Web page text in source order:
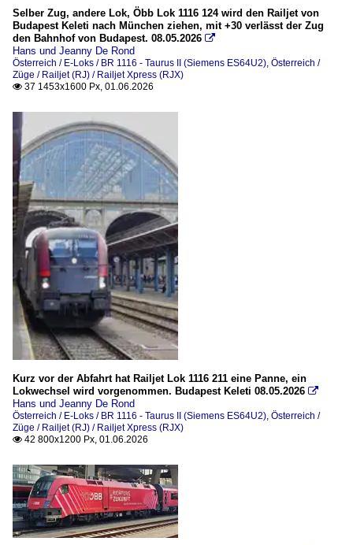
Museen, Ausstellungen und Messen
Lokwelt Freilassing (In Kooperation mit Deutsches
Personenzüge
Strecken
KBS 951 (Rosenheim–Salzburg)
KBS 954 (Freilassing - Bad Reichenhall)
Italien
Bahnhöfe (Stazione di)
Brenner / Brennero
Strecken
Brennerbahn / Ferrovia del Brennero (RFI 42/43)
Österreich
Bahnhöfe
Attnang-Puchheim
Jenbach
Salzburg Hbf
Wien alle Bahnhöfe
2021
2022
2023
2024
2026
Selber Zug, andere Lok, Öbb Lok 1116 124 wird den Railjet von
Budapest Keleti nach München ziehen, mit +30 verlässt der Zug
den Bahnhof von Budapest. 08.05.2026 
Hans und Jeanny De Rond
Österreich / E-Loks / BR 1116 - Taurus II (Siemens ES64U2), Österreich /
Züge / Railjet (RJ) / Railjet Xpress (RJX)
 37 1453x1600 Px, 01.06.2026
Kurz vor der Abfahrt hat Railjet Lok 1116 211 eine Panne, ein
Lokwechsel wird vorgenommen. Budapest Keleti 08.05.2026 
Hans und Jeanny De Rond
Österreich / E-Loks / BR 1116 - Taurus II (Siemens ES64U2), Österreich /
Züge / Railjet (RJ) / Railjet Xpress (RJX)
 42 800x1200 Px, 01.06.2026